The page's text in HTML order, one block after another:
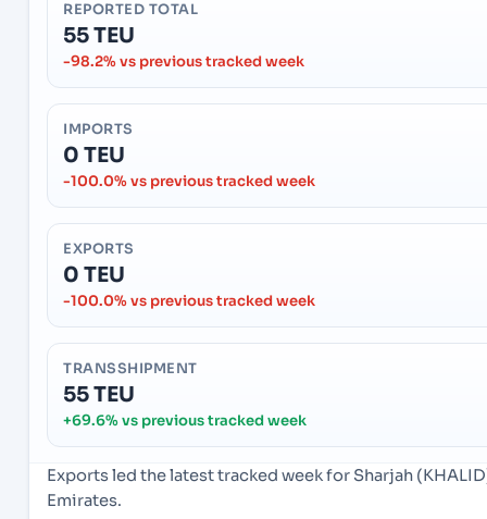
REPORTED TOTAL
55 TEU
-98.2% vs previous tracked week
IMPORTS
0 TEU
-100.0% vs previous tracked week
EXPORTS
0 TEU
-100.0% vs previous tracked week
TRANSSHIPMENT
55 TEU
+69.6% vs previous tracked week
Exports led the latest tracked week for Sharjah
Emirates.